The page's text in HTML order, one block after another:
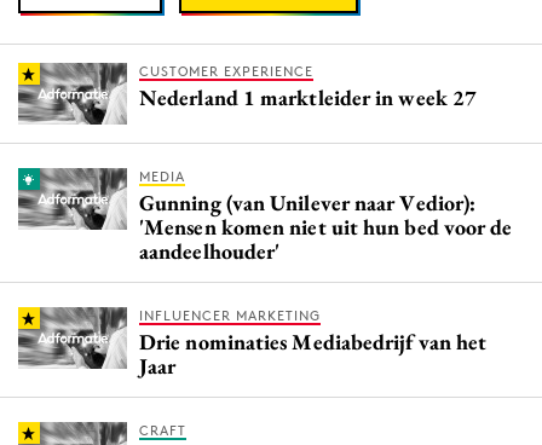
CUSTOMER EXPERIENCE
Nederland 1 marktleider in week 27
MEDIA
Gunning (van Unilever naar Vedior):
'Mensen komen niet uit hun bed voor de
aandeelhouder'
INFLUENCER MARKETING
Drie nominaties Mediabedrijf van het
Jaar
CRAFT